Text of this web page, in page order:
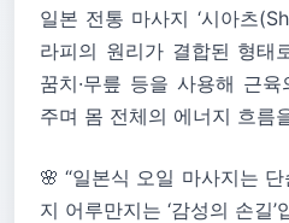
일본 전통 마사지 ‘시아츠
라피의 원리가 결합된 형태
꿈치·무릎 등을 사용해 근
주며 몸 전체의 에너지 흐름
🌸 “일본식 오일 마사지는
지 어루만지는 ‘감성의 손길’